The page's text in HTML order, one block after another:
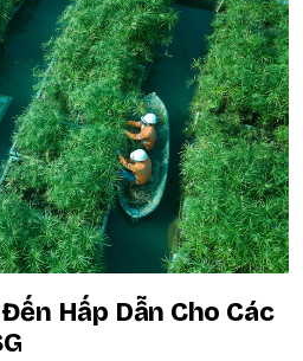
Hấp Dẫn Cho Các